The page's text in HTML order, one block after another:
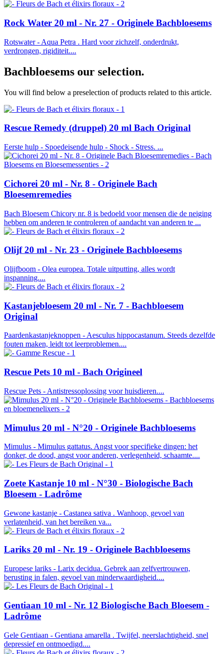
Rock Water 20 ml - Nr. 27 - Originele Bachbloesems
Rotswater - Aqua Petra . Hard voor zichzelf, onderdrukt,
verdrongen, rigiditeit....
Bachbloesems our selection.
You will find below a preselection of products related to this article.
Rescue Remedy (druppel) 20 ml Bach Original
Eerste hulp - Spoedeisende hulp - Shock - Stress. ...
Cichorei 20 ml - Nr. 8 - Originele Bach
Bloesemremedies
Bach Bloesem Chicory nr. 8 is bedoeld voor mensen die de neiging
hebben om anderen te controleren of aandacht van anderen te ...
Olijf 20 ml - Nr. 23 - Originele Bachbloesems
Olijfboom - Olea europea. Totale uitputting, alles wordt
inspanning....
Kastanjebloesem 20 ml - Nr. 7 - Bachbloesem
Original
Paardenkastanjeknoppen - Aesculus hippocastanum. Steeds dezelfde
fouten maken, leidt tot leerproblemen....
Rescue Pets 10 ml - Bach Origineel
Rescue Pets - Antistressoplossing voor huisdieren....
Mimulus 20 ml - N°20 - Originele Bachbloesems
Mimulus - Mimulus gattatus. Angst voor specifieke dingen: het
donker, de dood, angst voor anderen, verlegenheid, schaamte....
Zoete Kastanje 10 ml - N°30 - Biologische Bach
Bloesem - Ladrôme
Gewone kastanje - Castanea sativa . Wanhoop, gevoel van
verlatenheid, van het bereiken va...
Lariks 20 ml - Nr. 19 - Originele Bachbloesems
Europese lariks - Larix decidua. Gebrek aan zelfvertrouwen,
berusting in falen, gevoel van minderwaardigheid....
Gentiaan 10 ml - Nr. 12 Biologische Bach Bloesem -
Ladrôme
Gele Gentiaan - Gentiana amarella . Twijfel, neerslachtigheid, snel
depressief en ontmoedigd....